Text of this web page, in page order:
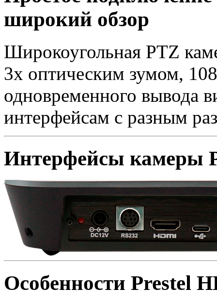
широкий обзор
Широкоугольная PTZ
3х оптическим зумом,
одновременного вывода
интерфейсам с разным
Интерфейсы камеры
Особенности Prestel